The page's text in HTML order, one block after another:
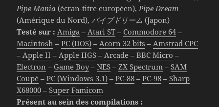
Pipe Mania (écran-titre européen), Pipe Dream
(Amérique du Nord), パイプドリーム (Japon)
Testé sur : Amiga – Atari ST – Commodore 64 –
Macintosh –PC (DOS) – Acorn 32 bits – Amstrad CPC
– Apple II – Apple IIGS – Arcade –BBC Micro –
Electron – Game Boy–NES –ZX Spectrum –SAM
Coupé –PC (Windows 3.1) –PC-88 –PC-98 –Sharp
X68000 –Super Famicom
Présent au sein des compilations :